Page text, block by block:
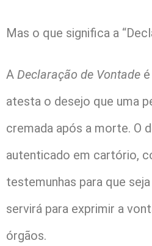
Mas o que significa a
A Declaração de Vontade
atesta o desejo que uma
cremada após a morte. O
autenticado em cartório,
testemunhas para que
servirá para exprimir a
órgãos.